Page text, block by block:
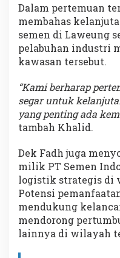
Dalam pertemuan
membahas
semen di Laweung
pelabuhan industri
kawasan tersebut.
“Kami berharap
segar untuk
yang penting ada
tambah Khalid.
Dek Fadh juga
milik PT Semen
logistik strategis di
Potensi
mendukung
mendorong
lainnya di wilayah